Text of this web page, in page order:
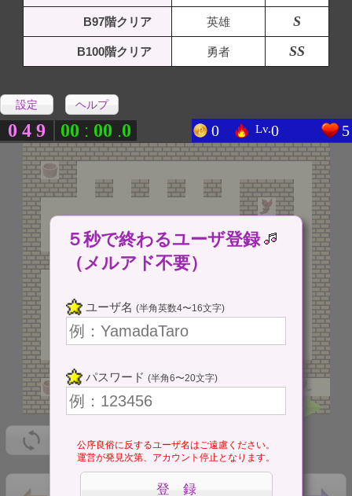
B97階クリア 英雄 S
B100階クリア 勇者 SS
設定 ヘルプ
0 4 9 00 : 00 .0 0 Lv.0 5
５秒で終わるユーザ登録
（メルアド不要）
ユーザ名 (半角英数4〜16文字)
パスワード (半角6〜20文字)
公序良俗に反するユーザ名はご遠慮ください。
運営が発見次第、アカウント停止となります。